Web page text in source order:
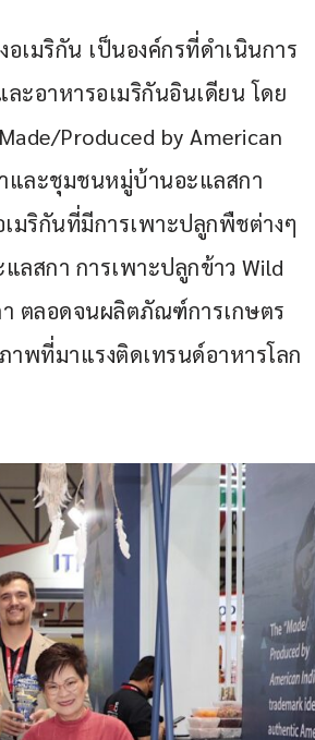
เมริกัน เป็นองค์กรที่ดำเนินการ
ะอาหารอเมริกันอินเดียน โดย
Produced by American
าและชุมชนหมู่บ้านอะแลสกา
มริกันที่มีการเพาะปลูกพืชต่างๆ
ลสกา การเพาะปลูกข้าว Wild
ตลอดจนผลิตภัณฑ์การเกษตร
พที่มาแรงติดเทรนด์อาหารโลก